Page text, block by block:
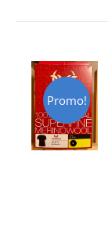
Promo!